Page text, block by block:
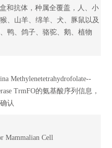
和抗体，种属全覆盖，人、小
、山羊、绵羊、犬、豚鼠以及
鸭、鸽子、骆驼、鹅、植物
Methylenetetrahydrofolate--
TrmFO的氨基酸序列信息，
认
Mammalian Cell